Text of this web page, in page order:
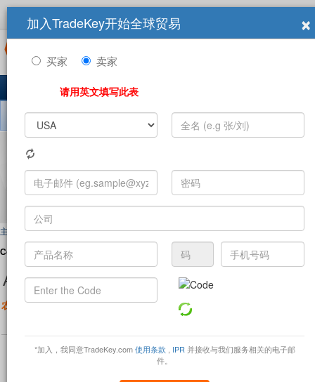
×
加入TradeKey开始全球贸易
买家 卖家
请用英文填写此表
*加入，我同意TradeKey.com使用条款 IPR 并接收与我们服务相关的电子邮
件。
登录
10,849,501 注册用户
主页 >Companies
Companies 按類別: G H I J MNO PQR
A B C D
农业温室 畜牧业(23494)
鸡蛋和蛋制品
饲料
蜂蜜和蜂蜜产品